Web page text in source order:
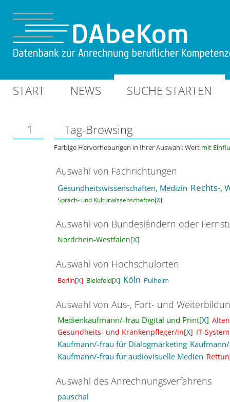
START NEWS SUCHE STARTEN
1 Tag-Browsing
Farbige Hervorhebungen in Ihrer Auswahl: Wert mit
Auswahl von Fachrichtungen
Gesundheitswissenschaften, Medizin Rechts-,
Sprach- und Kulturwissenschaften[X]
Auswahl von Bundesländern oder
Nordrhein-Westfalen[X]
Auswahl von Hochschulorten
Berlin[X] Bielefeld[X] Köln Pulheim
Auswahl von Aus-, Fort- und
Medienkaufmann/-frau Digital und Print[X]
Gesundheits- und Krankenpfleger/in[X] IT-
Kaufmann/-frau für Dialogmarketing
Kaufmann/-frau für audiovisuelle Medien
Auswahl des Anrechnungsverfahrens
pauschal